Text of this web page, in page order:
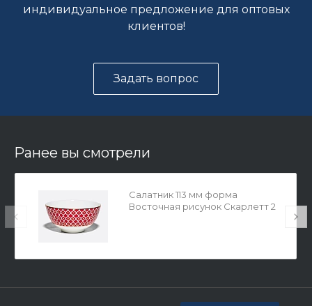
индивидуальное предложение для оптовых
клиентов!
Задать вопрос
Ранее вы смотрели
Салатник 113 мм форма
Восточная рисунок Скарлетт 2